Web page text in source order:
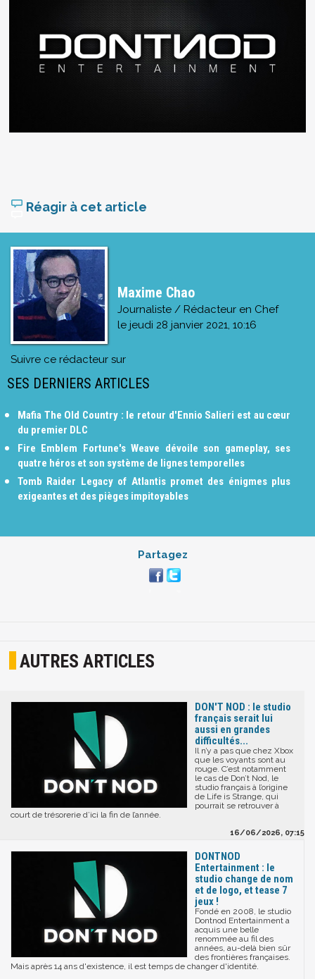
Réagir à cet article
Maxime Chao
Journaliste / Rédacteur en Chef
le jeudi 28 janvier 2021, 10:16
Suivre ce rédacteur sur
SES DERNIERS ARTICLES
Mafia The Old Country : le retour d'Ennio Salieri est au cœur
du premier DLC
Fire Emblem Fortune's Weave dévoile son gameplay, ses
quatre héros et son système de lignes temporelles
Tomb Raider Legacy of Atlantis promet des énigmes plus
exigeantes et des pièges impitoyables
Partagez
AUTRES ARTICLES
DON'T NOD : le studio
français serait lui
aussi en grandes
difficultés...
Il n’y a pas que chez Xbox
que les voyants sont au
rouge. C’est notamment
le cas de Don’t Nod, le
studio français à l’origine
de Life is Strange, qui
pourrait se retrouver à
court de trésorerie d’ici la fin de l’année.
16/06/2026, 07:15
DONTNOD
Entertainment : le
studio change de nom
et de logo, et tease 7
jeux !
Fondé en 2008, le studio
Dontnod Entertainment a
acquis une belle
renommée au fil des
années, au-delà bien sûr
des frontières françaises.
Mais après 14 ans d'existence, il est temps de changer d'identité.